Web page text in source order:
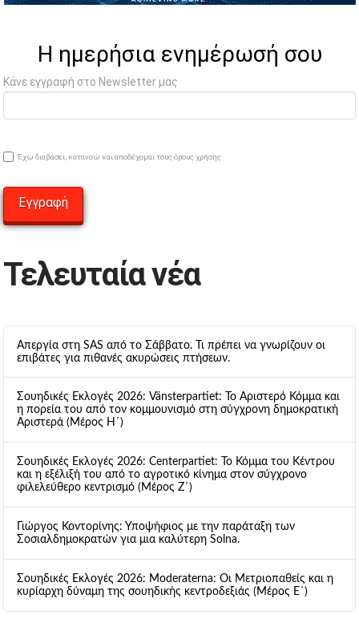
Η ημερήσια ενημέρωσή σου
Κάνε εγγραφή στο Newsletter μας
Έχω διαβάσει, κατανοώ και αποδέχομαι τους όρους χρήσης
Τελευταία νέα
Απεργία στη SAS από το Σάββατο. Τι πρέπει να γνωρίζουν οι
επιβάτες για πιθανές ακυρώσεις πτήσεων.
Σουηδικές Εκλογές 2026: Vänsterpartiet: Το Αριστερό Κόμμα και
η πορεία του από τον κομμουνισμό στη σύγχρονη δημοκρατική
Αριστερά (Μέρος Η΄)
Σουηδικές Εκλογές 2026: Centerpartiet: Το Κόμμα του Κέντρου
και η εξέλιξή του από το αγροτικό κίνημα στον σύγχρονο
φιλελεύθερο κεντρισμό (Μέρος Ζ΄)
Γιώργος Κοντορίνης: Υποψήφιος με την παράταξη των
Σοσιαλδημοκρατών για μια καλύτερη Solna.
Σουηδικές Εκλογές 2026: Moderaterna: Οι Μετριοπαθείς και η
κυρίαρχη δύναμη της σουηδικής κεντροδεξιάς (Μέρος Ε΄)